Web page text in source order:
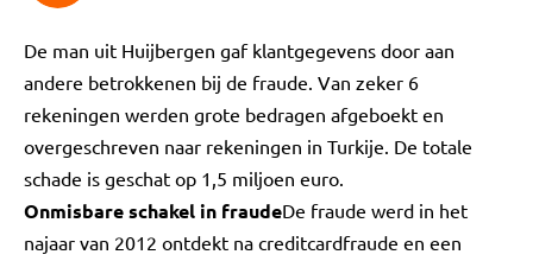
De man uit Huijbergen gaf klantgegevens door aan
andere betrokkenen bij de fraude. Van zeker 6
rekeningen werden grote bedragen afgeboekt en
overgeschreven naar rekeningen in Turkije. De totale
schade is geschat op 1,5 miljoen euro.
Onmisbare schakel in fraudeDe fraude werd in het
najaar van 2012 ontdekt na creditcardfraude en een